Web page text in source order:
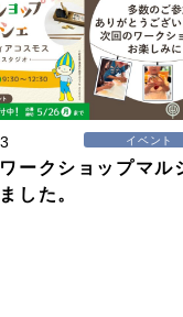
イベント
ークショップマル
した。